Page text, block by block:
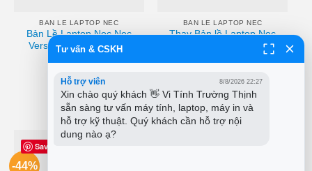
BAN LE LAPTOP NEC
Bản Lề Laptop Nec Nec
Versapro Ultralite Type
Tphcm
BAN LE LAPTOP NEC
Thay Bản lề Laptop Nec
VersaPro – Trung tâm
₫300,000 Giá
là:
₫300,000.
₫150,000Giá
THÊM VÀO GIỎ HÀNG
Save
-44%
Tư vấn & CSKH
Hỗ trợ viên 8/8/2026 22:27
Xin chào quý khách 👋 Vi Tính Trường Thịnh
sẵn sàng tư vấn máy tính, laptop, máy in và
hỗ trợ kỹ thuật. Quý khách cần hỗ trợ nội
dung nào ạ?